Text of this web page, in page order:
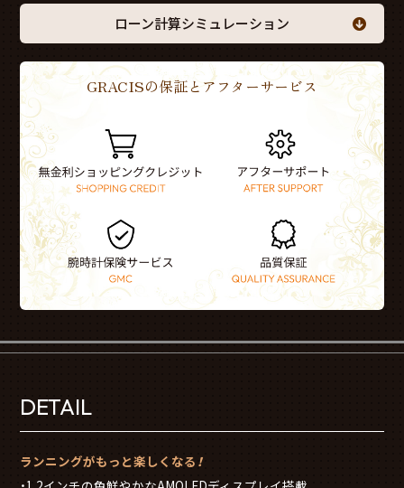
ローン計算シミュレーション
GRACISの保証とアフターサービス
DETAIL
ランニングがもっと楽しくなる！